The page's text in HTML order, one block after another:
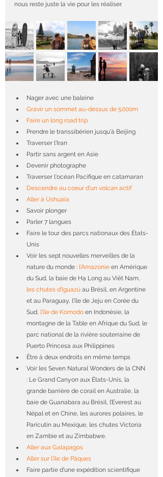
nous reste juste la vie pour les réaliser.
Nager avec une baleine
Gravir un sommet au-dessus de 5000m
Faire un long road trip
Prendre le transsibérien jusqu'à Beijing
Traverser l'Iran
Partir sans argent en Asie
Devenir photographe
Traverser l'océan Pacifique en catamaran
Descendre au coeur d'un volcan actif
Aller à Ushuaïa
Savoir plonger
Parler 7 langues
Faire le tour des parcs nationaux des États-
Unis
Voir les sept nouvelles merveilles de la
nature du monde : l'Amazonie en Amérique
du Sud, la baie de Hạ Long au Viêt Nam,
les chutes d'Iguazú au Brésil, en Argentine
et au Paraguay, l'île de Jeju en Corée du
Sud, l'île de Komodo en Indonésie, la
montagne de la Table en Afrique du Sud, le
parc national de la rivière souterraine de
Puerto Princesa aux Philippines
Être à deux endroits en même temps
Voir les Seven Natural Wonders de la CNN
: Le Grand Canyon aux États-Unis, la
grande barrière de corail en Australie, la
baie de Guanabara au Brésil, l’Everest au
Népal et en Chine, les aurores polaires, le
Paricutín au Mexique, les chutes Victoria
en Zambie et au Zimbabwe.
Aller aux Galapagos
Aller sur l'île de Pâques
Faire partie d'une expédition scientifique